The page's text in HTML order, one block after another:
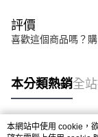
評價
喜歡這個商品嗎？
本分類熱銷全
本網站中使用 cookie，